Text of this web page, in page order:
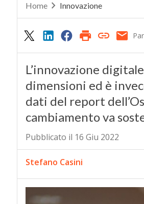
Home Innovazione
L’innovazione
dimensioni ed è
dati del report
cambiamento va
Pubblicato il 16 Giu 2022
Stefano Casini